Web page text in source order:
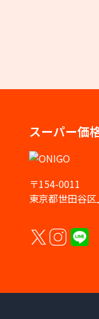
スーパー価
〒154-0011
東京都世田谷